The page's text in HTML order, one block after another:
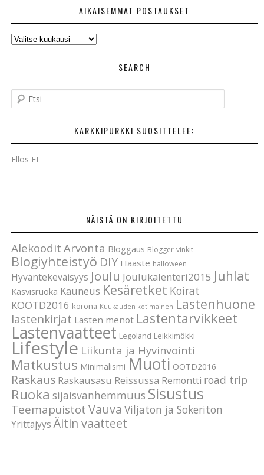
AIKAISEMMAT POSTAUKSET
AIKAISEMMAT
SEARCH
t
KARKKIPURKKI SUOSITTELEE:
Ellos FI
NÄISTÄ ON KIRJOITETTU
Alekoodit Arvonta Bloggaus Blogger-vinkit
Blogiyhteistyö DIY Haaste halloween
Hyväntekeväisyys Joulu Joulukalenteri2015 Juhlat
Kasvisruoka Kauneus Kesäretket Koirat
KOOTD2016 korona Kuukauden kotimainen Lastenhuone
lastenkirjat Lasten menot Lastentarvikkeet
Lastenvaatteet Legoland Leikkimökki
Lifestyle Liikunta ja Hyvinvointi
Matkustus Minimalismi Muoti OOTD2016
Raskaus Raskausasu Reissussa Remontti road trip
Ruoka sijaisvanhemmuus Sisustus
Teemapuistot Vauva Viljaton ja Sokeriton
Yrittäjyys Äitin vaatteet